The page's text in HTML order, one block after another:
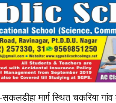
मार्ग स्थित चकरिया